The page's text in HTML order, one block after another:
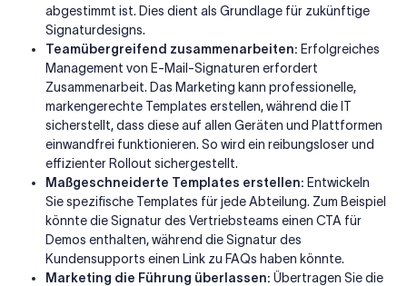
abgestimmt ist. Dies dient als Grundlage für zukünftige
Signaturdesigns.
Teamübergreifend zusammenarbeiten: Erfolgreiches
Management von E-Mail-Signaturen erfordert
Zusammenarbeit. Das Marketing kann professionelle,
markengerechte Templates erstellen, während die IT
sicherstellt, dass diese auf allen Geräten und Plattformen
einwandfrei funktionieren. So wird ein reibungsloser und
effizienter Rollout sichergestellt.
Maßgeschneiderte Templates erstellen: Entwickeln
Sie spezifische Templates für jede Abteilung. Zum Beispiel
könnte die Signatur des Vertriebsteams einen CTA für
Demos enthalten, während die Signatur des
Kundensupports einen Link zu FAQs haben könnte.
Marketing die Führung überlassen: Übertragen Sie die